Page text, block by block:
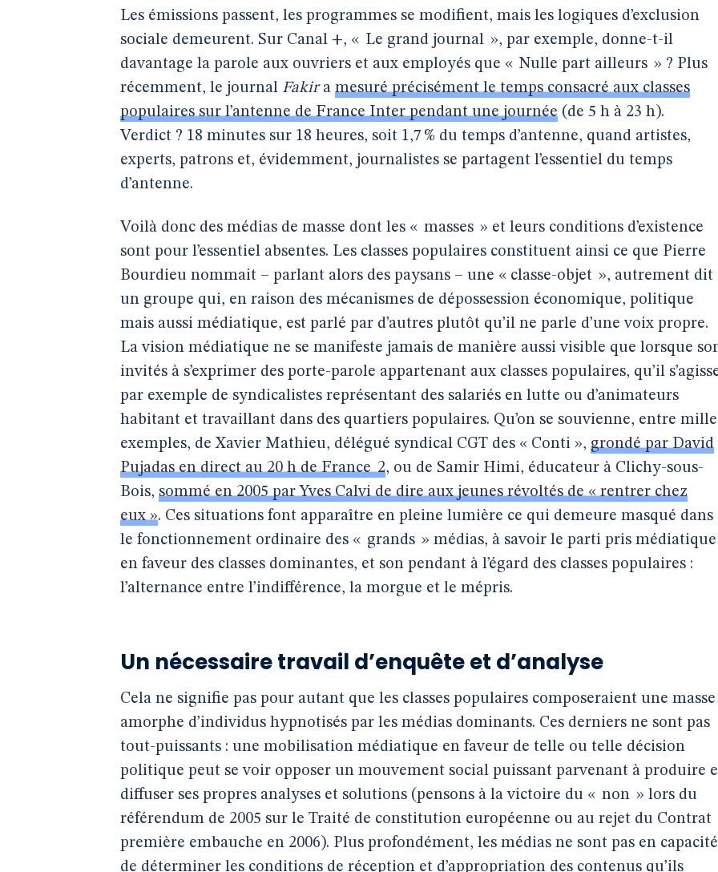
Les émissions passent, les programmes se modifient, mais les logiques d’exclusion
sociale demeurent. Sur Canal +, « Le grand journal », par exemple, donne-t-il
davantage la parole aux ouvriers et aux employés que « Nulle part ailleurs » ? Plus
récemment, le journal Fakira mesuré précisément le temps consacré aux classes
populaires sur l’antenne de France Inter pendant une journée (de 5 h à 23 h).
Verdict ? 18 minutes sur 18 heures, soit 1,7 % du temps d’antenne, quand artistes,
experts, patrons et, évidemment, journalistes se partagent l’essentiel du temps
d’antenne.
Voilà donc des médias de masse dont les « masses » et leurs conditions d’existence
sont pour l’essentiel absentes. Les classes populaires constituent ainsi ce que Pierre
Bourdieu nommait – parlant alors des paysans – une « classe-objet », autrement dit
un groupe qui, en raison des mécanismes de dépossession économique, politique
mais aussi médiatique, est parlé par d’autres plutôt qu’il ne parle d’une voix propre.
La vision médiatique ne se manifeste jamais de manière aussi visible que lorsque
invités à s’exprimer des porte-parole appartenant aux classes populaires, qu’il
par exemple de syndicalistes représentant des salariés en lutte ou d’animateurs
habitant et travaillant dans des quartiers populaires. Qu’on se souvienne, entre mille
exemples, de Xavier Mathieu, délégué syndical CGT des « Conti », grondé par David
Pujadas en direct au 20 h de France 2, ou de Samir Himi, éducateur à Clichy-sous-
Bois, sommé en 2005 par Yves Calvi de dire aux jeunes révoltés de « rentrer chez
eux ». Ces situations font apparaître en pleine lumière ce qui demeure masqué dans
le fonctionnement ordinaire des « grands » médias, à savoir le parti pris médiatique
en faveur des classes dominantes, et son pendant à l’égard des classes populaires :
l’alternance entre l’indifférence, la morgue et le mépris.
Un nécessaire travail d’enquête et d’analyse
Cela ne signifie pas pour autant que les classes populaires composeraient une masse
amorphe d’individus hypnotisés par les médias dominants. Ces derniers ne sont pas
tout-puissants : une mobilisation médiatique en faveur de telle ou telle décision
politique peut se voir opposer un mouvement social puissant parvenant à produire
diffuser ses propres analyses et solutions (pensons à la victoire du « non » lors du
référendum de 2005 sur le Traité de constitution européenne ou au rejet du Contrat
première embauche en 2006). Plus profondément, les médias ne sont pas en capacité
de déterminer les conditions de réception et d’appropriation des contenus qu’ils